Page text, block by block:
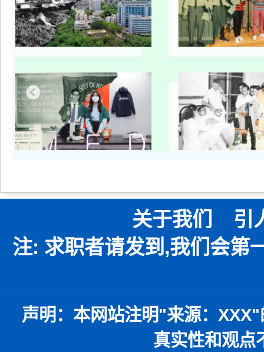
关于我们 引
注: 求职者请发到,我们会第
声明：本网站注明"来源： XXX"
真实性和观点